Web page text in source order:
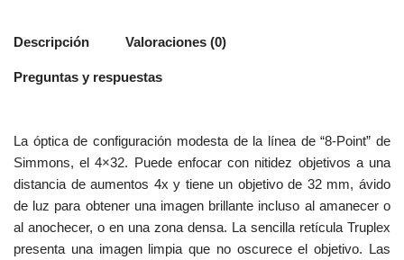
Descripción Valoraciones (0)
Preguntas y respuestas
La óptica de configuración modesta de la línea de “8-Point” de
Simmons, el 4×32. Puede enfocar con nitidez objetivos a una
distancia de aumentos 4x y tiene un objetivo de 32 mm, ávido
de luz para obtener una imagen brillante incluso al amanecer o
al anochecer, o en una zona densa. La sencilla retícula Truplex
presenta una imagen limpia que no oscurece el objetivo. Las